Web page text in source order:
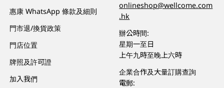
惠康 WhatsApp 條款及細則
門市退/換貨政策
門店位置
牌照及許可證
加入我們
onlineshop@wellcome.com
.hk
辦公時間:
星期一至日
上午九時至晚上六時
企業合作及大量訂購查詢
電郵: